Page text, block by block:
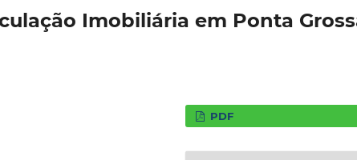
Imobiliária em Ponta
PDF